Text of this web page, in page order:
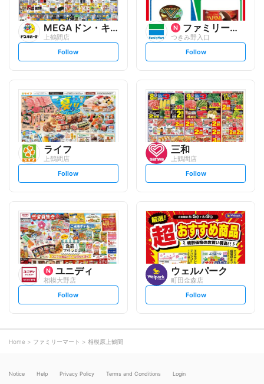
MEGAドン・キホーテ
上鶴間店
s
l
o
w
Follow
ファミリーマート
つきみ野入口
s
l
o
w
Follow
ライフ
上鶴間店
s
l
o
w
Follow
三和
上鶴間店
s
l
o
w
Follow
ユニディ
相模大野店
s
l
o
Follow
ウェルパーク
町田金森店
s
l
Follow
Home ファミリーマート 相模原上鶴間
Notice Help Privacy Policy Terms and Conditions Login